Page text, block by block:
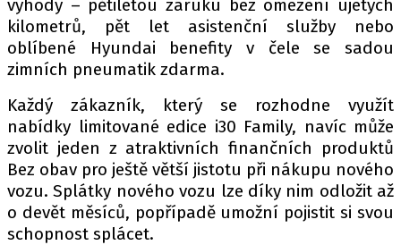
výhody – pětiletou záruku bez omezení ujetých
kilometrů, pět let asistenční služby nebo
oblíbené Hyundai benefity v čele se sadou
zimních pneumatik zdarma.
Každý zákazník, který se rozhodne využít
nabídky limitované edice i30 Family, navíc může
zvolit jeden z atraktivních finančních produktů
Bez obav pro ještě větší jistotu při nákupu nového
vozu. Splátky nového vozu lze díky nim odložit až
o devět měsíců, popřípadě umožní pojistit si svou
schopnost splácet.